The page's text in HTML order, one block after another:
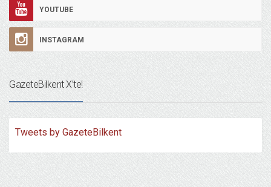
YOUTUBE
INSTAGRAM
GazeteBilkent X’te!
Tweets by GazeteBilkent